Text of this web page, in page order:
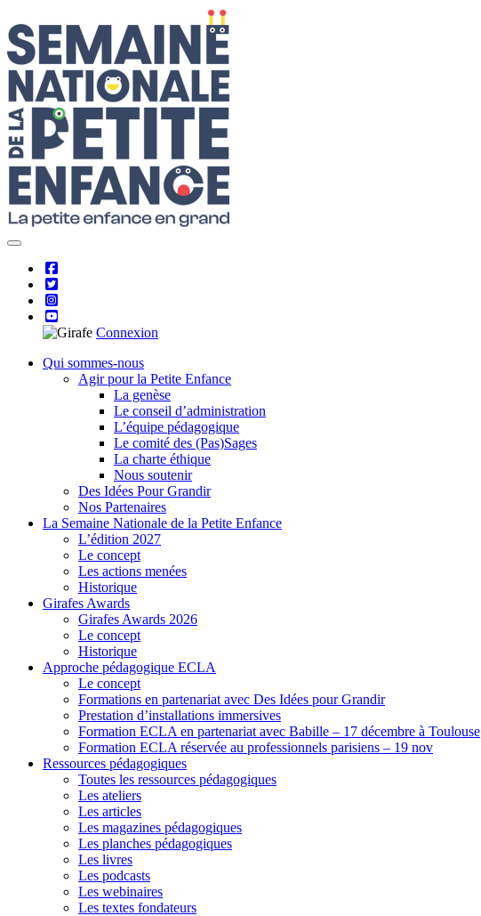
to
content
Connexion
Qui sommes-nous
Agir pour la Petite Enfance
La genèse
Le conseil d’administration
L’équipe pédagogique
Le comité des (Pas)Sages
La charte éthique
Nous soutenir
Des Idées Pour Grandir
Nos Partenaires
La Semaine Nationale de la Petite Enfance
L’édition 2027
Le concept
Les actions menées
Historique
Girafes Awards
Girafes Awards 2026
Le concept
Historique
Approche pédagogique ECLA
Le concept
Formations en partenariat avec Des Idées pour Grandir
Prestation d’installations immersives
Formation ECLA en partenariat avec Babille – 17 décembre à Toulouse
Formation ECLA réservée au professionnels parisiens – 19 nov
Ressources pédagogiques
Toutes les ressources pédagogiques
Les ateliers
Les articles
Les magazines pédagogiques
Les planches pédagogiques
Les livres
Les podcasts
Les webinaires
Les textes fondateurs